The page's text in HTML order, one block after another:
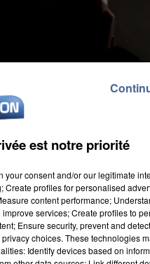
est notre priorité
consent and/or our legitimate
profiles for personalised
content performance;
services; Create profiles to
Ensure security, prevent and
choices. These technologies
Identify devices based on